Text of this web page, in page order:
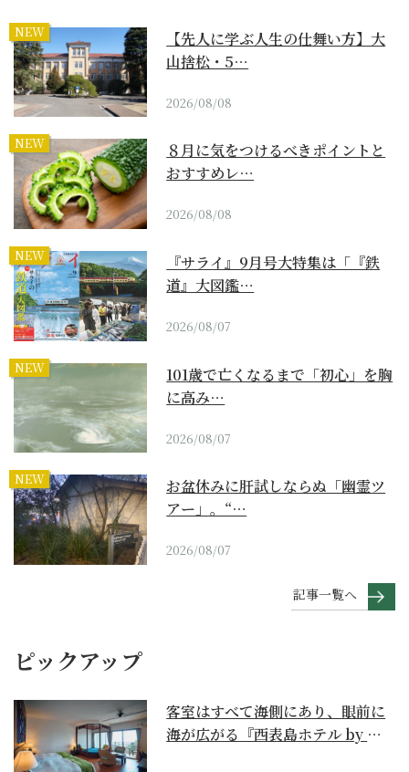
NEW
【先人に学ぶ人生の仕舞い方】大
山捨松・5…
2026/08/08
NEW
８月に気をつけるべきポイントと
おすすめレ…
2026/08/08
NEW
『サライ』9月号大特集は「『鉄
道』大図鑑…
2026/08/07
NEW
101歳で亡くなるまで「初心」を胸
に高み…
2026/08/07
NEW
お盆休みに肝試しならぬ「幽霊ツ
アー」。“…
2026/08/07
記事一覧へ
ピックアップ
客室はすべて海側にあり、眼前に
海が広がる『西表島ホテル by 星